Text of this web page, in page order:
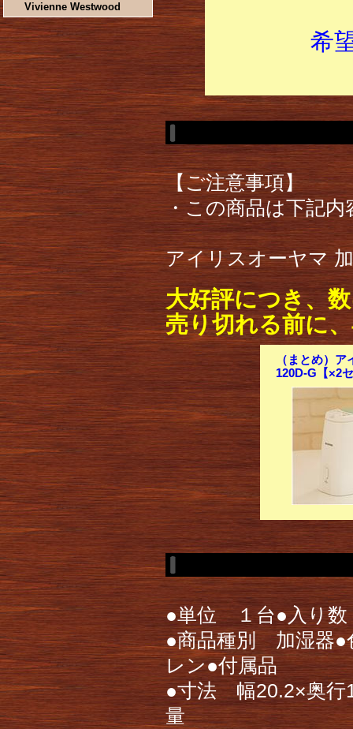
Vivienne Westwood
希
【ご注意事項】
・この商品は下記
アイリスオーヤマ
大好評につき、
売り切れる前に
（まとめ）
120D-G【×2
●単位 １台●入り数
●商品種別 加湿器
レン●付属品
●寸法 幅20.2×奥行
量